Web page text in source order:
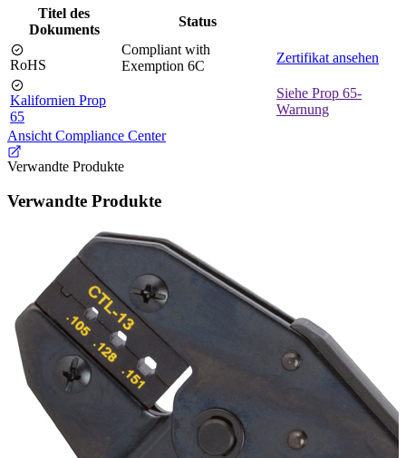
Titel des
Dokuments
Status
RoHS
Compliant with
Exemption 6C
Zertifikat ansehen
Kalifornien Prop
65
Siehe Prop 65-
Warnung
Ansicht Compliance Center
Verwandte Produkte
Verwandte Produkte